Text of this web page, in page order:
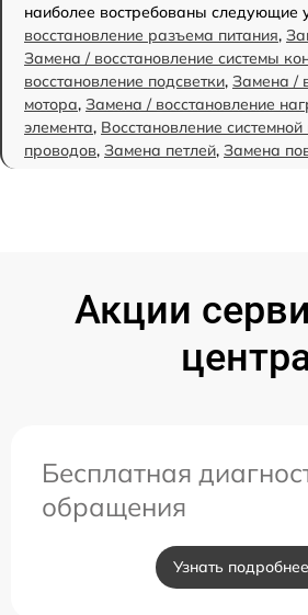
наиболее востребованы следующие
восстановление разъема питания,
Замена / восстановление системы
восстановление подсветки, Замена /
мотора, Замена / восстановление
элемента, Восстановление
проводов, Замена петлей, Замена
Акции
Бесплатная
обращения
Узнать подробнее